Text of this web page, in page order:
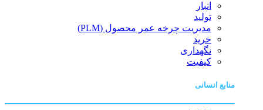
انبار
تولید
مدیریت چرخه عمر محصول (PLM)
خرید
نگهداری
کیفیت
منابع انسانی